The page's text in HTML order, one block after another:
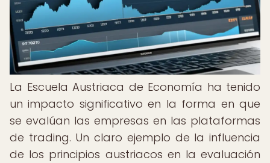
La Escuela Austriaca de Economía ha tenido
un impacto significativo en la forma en que
se evalúan las empresas en las plataformas
de trading. Un claro ejemplo de la influencia
de los principios austriacos en la evaluación